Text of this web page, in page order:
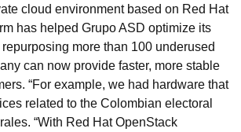
cloud environment based on Red Hat
has helped Grupo ASD optimize its
more than 100 underused
can now provide faster, more stable
“For example, we had hardware that
related to the Colombian electoral
“With Red Hat OpenStack